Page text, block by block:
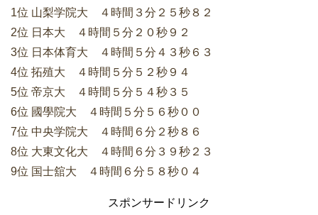
1位 山梨学院大 ４時間３分２５秒８２
2位 日本大 ４時間５分２０秒９２
3位 日本体育大 ４時間５分４３秒６３
4位 拓殖大 ４時間５分５２秒９４
5位 帝京大 ４時間５分５４秒３５
6位 國學院大 ４時間５分５６秒００
7位 中央学院大 ４時間６分２秒８６
8位 大東文化大 ４時間６分３９秒２３
9位 国士舘大 ４時間６分５８秒０４
スポンサードリンク